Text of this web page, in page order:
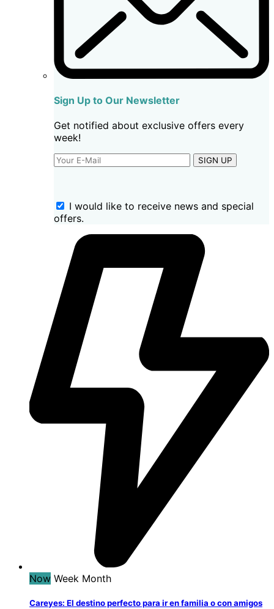
Sign Up to Our Newsletter
Get notified about exclusive offers every
week!
SIGN UP
I would like to receive news and special
offers.
Now Week Month
Careyes: El destino perfecto para ir en familia o con amigos